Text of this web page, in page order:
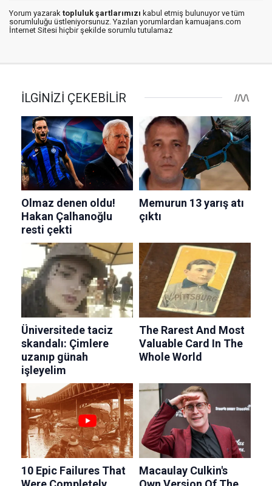
Yorum yazarak topluluk şartlarımızı kabul etmiş bulunuyor ve tüm
sorumluluğu üstleniyorsunuz. Yazılan yorumlardan kamuajans.com
İnternet Sitesi hiçbir şekilde sorumlu tutulamaz